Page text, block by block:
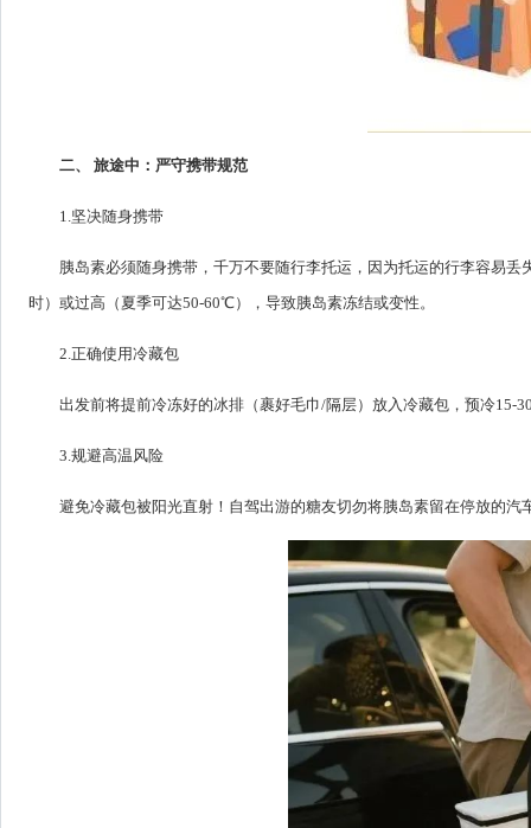
二、 旅途中：严守携带规范
1.坚决随身携带
胰岛素必须随身携带，千万不要随行李托运，因为托运的行李容易
时）或过高（夏季可达50-60℃），导致胰岛素冻结或变性。
2.正确使用冷藏包
出发前将提前冷冻好的冰排（裹好毛巾/隔层）放入冷藏包，预冷15-
3.规避高温风险
避免冷藏包被阳光直射！自驾出游的糖友切勿将胰岛素留在停放的